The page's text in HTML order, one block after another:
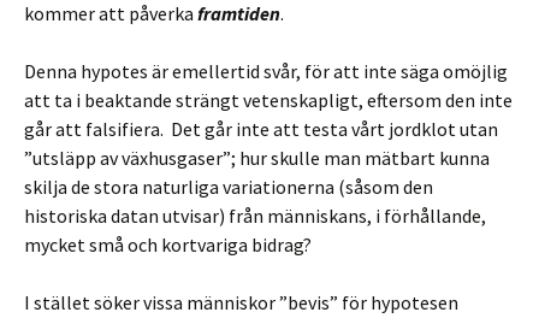
kommer att påverka framtiden.
Denna hypotes är emellertid svår, för att inte säga omöjlig
att ta i beaktande strängt vetenskapligt, eftersom den inte
går att falsifiera. Det går inte att testa vårt jordklot utan
”utsläpp av växhusgaser”; hur skulle man mätbart kunna
skilja de stora naturliga variationerna (såsom den
historiska datan utvisar) från människans, i förhållande,
mycket små och kortvariga bidrag?
I stället söker vissa människor ”bevis” för hypotesen